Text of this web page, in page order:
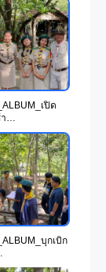
เปิด
บุกเบิก